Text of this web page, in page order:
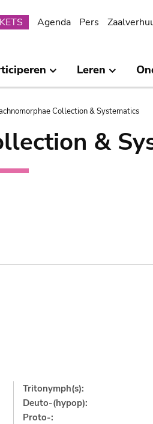
Agenda Pers
Leren
Collection & Systematics
&
Tritonymph(s):
Deuto-(hypop):
Proto-: